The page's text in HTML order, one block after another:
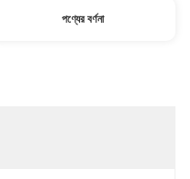
পণ্যের বর্ণনা